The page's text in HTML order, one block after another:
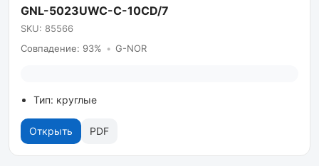
GNL-5023UWC-C-10CD/7
SKU: 85566
Совпадение: 93% • G-NOR
Тип: круглые
Открыть PDF